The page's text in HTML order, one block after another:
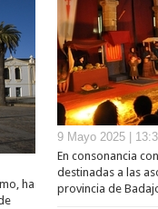
ha
9 Mayo 2025 |
En consonancia
destinadas a las
provincia de